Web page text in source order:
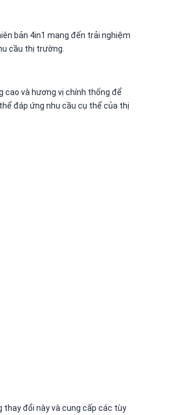
bản 4in1 mang đến trải nghiệm
cầu thị trường.
cao và hương vị chính thống để
đáp ứng nhu cầu cụ thể của thị
thay đổi này và cung cấp các tùy